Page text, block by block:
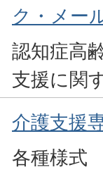
ク・メー
認知症高
支援に関
介護支援
各種様式